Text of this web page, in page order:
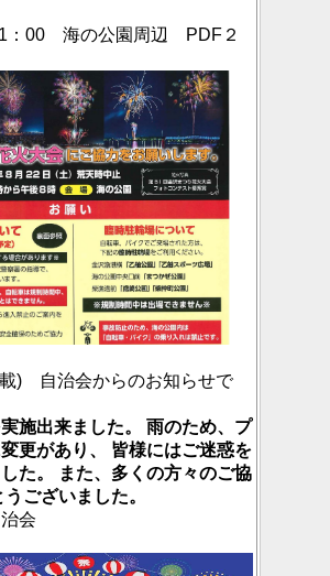
：00 海の公園周辺 PDF２
) 自治会からのお知らせで
施出来ました。 雨のため、プ
更があり、 皆様にはご迷惑を
た。 また、多くの方々のご協
ございました。
会